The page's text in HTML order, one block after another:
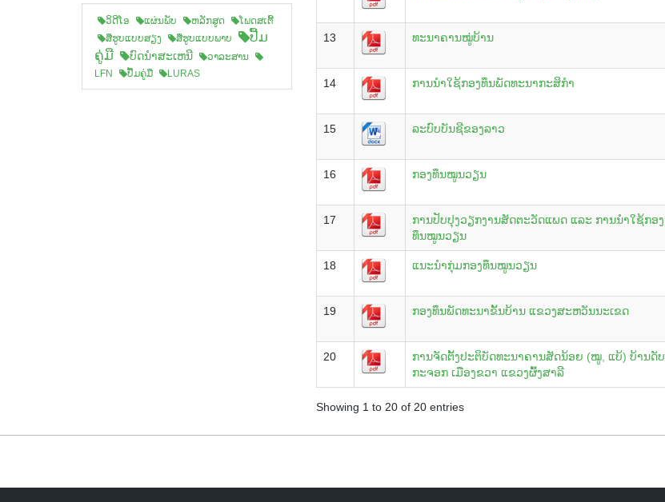
ວິດີໂອ ແຜ່ນພັບ ຫລັກສູດ
ໂພດສເຕີ້
ສືຮູບແບບສຽງ
ສື່ຮູບແບບພາບ
ປື້ມ
ຄູ່ມື
ບົດນຳສະເຫນີ
ວາລະສານ
LFN
ປື້ມຄູ່ມື LURAS
13 ທະນາຄານໝູ່ບ້ານ
14 ການນຳໃຊ້ກອງທຶນພັດທະນາກະສິກຳ
15 ລະບົບບັນຊີຂອງລາວ
16 ກອງທຶນໝູນວຽນ
17
ການປັບປຸງວຽກງານສັດຕະວັດແພດ ແລະ ການນຳໃຊ້ກອງ
ທຶນໝູນວຽນ
18 ແນະນຳກຸ່ມກອງທຶນໝູນວຽນ
19 ກອງທຶນພັດທະນາຂັ້ນບ້ານ ແຂວງສະຫວັນນະເຂດ
20
ການຈັດຕັ້ງປະຕິບັດທະນາຄານສັດນ້ອຍ (ໝູ, ແບ້) ບ້ານດັບ
ກະຈອກ ເມືອງຂວາ ແຂວງຜົ້ງສາລີ
Showing 1 to 20 of 20 entries